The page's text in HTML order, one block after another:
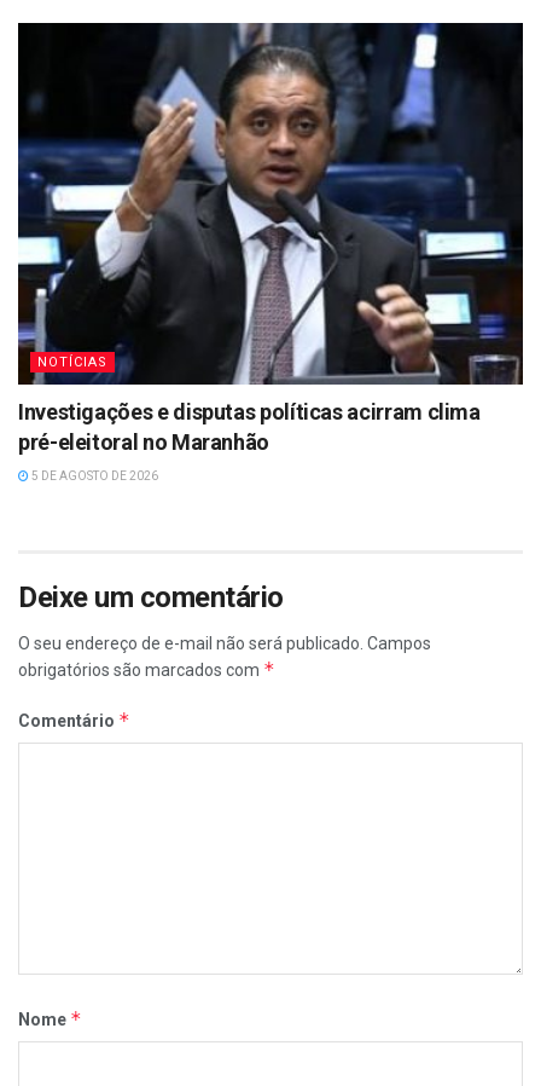
NOTÍCIAS
Investigações e disputas políticas acirram clima
pré-eleitoral no Maranhão
5 DE AGOSTO DE 2026
Deixe um comentário
O seu endereço de e-mail não será publicado. Campos
obrigatórios são marcados com *
Comentário *
Nome *